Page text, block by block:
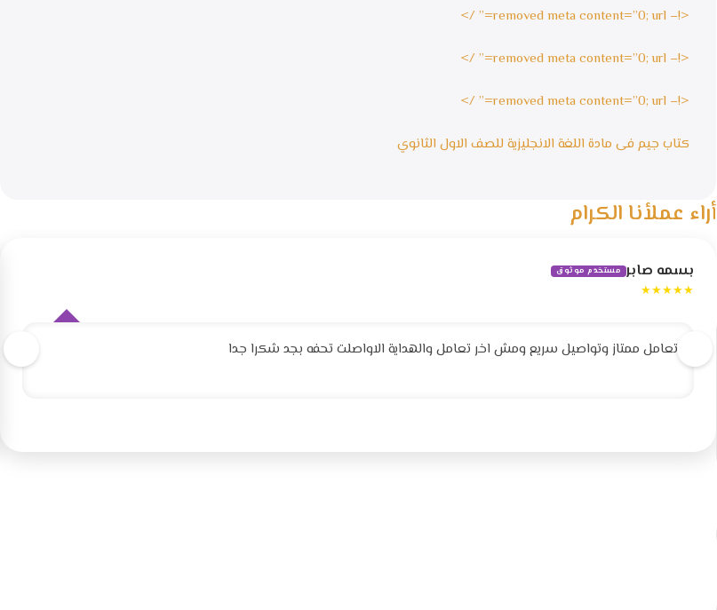
<!– removed meta content=”0; url=” />
<!– removed meta content=”0; url=” />
<!– removed meta content=”0; url=” />
كتاب جيم فى مادة اللغة الانجليزية للصف الاول الثانوي
أراء عملأنا الكرام
بسمه صابر مستخدم موثوق
★★★★★
تعامل ممتاز وتواصيل سريع ومش اخر تعامل والهداية الاواصلت تحفه بجد شكرا جدا